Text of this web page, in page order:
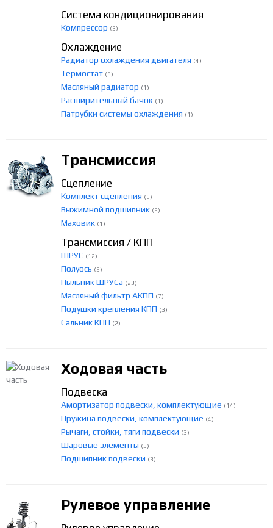
Система кондиционирования
Компрессор (3)
Охлаждение
Радиатор охлаждения двигателя (4)
Термостат (8)
Масляный радиатор (1)
Расширительный бачок (1)
Патрубки системы охлаждения (1)
Трансмиссия
Сцепление
Комплект сцепления (6)
Выжимной подшипник (5)
Маховик (1)
Трансмиссия / КПП
ШРУС (12)
Полуось (5)
Пыльник ШРУСа (23)
Масляный фильтр АКПП (7)
Подушки крепления КПП (3)
Сальник КПП (2)
Ходовая часть
Подвеска
Амортизатор подвески, комплектующие (14)
Пружина подвески, комплектующие (4)
Рычаги, стойки, тяги подвески (3)
Шаровые элементы (3)
Подшипник подвески (3)
Рулевое управление